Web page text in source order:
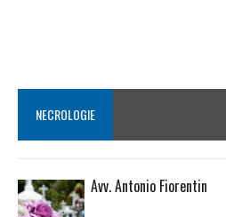
NECROLOGIE
Avv. Antonio Fiorentin